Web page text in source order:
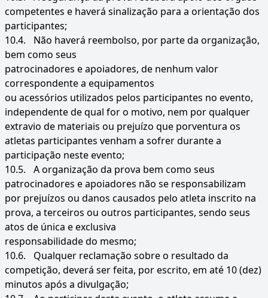
competentes e haverá sinalização para a orientação dos
participantes;
10.4.
Não haverá reembolso, por parte da organização,
bem como seus
patrocinadores e apoiadores, de nenhum valor
correspondente a equipamentos
ou acessórios utilizados pelos participantes no evento,
independente de qual for o motivo, nem por qualquer
extravio de materiais ou prejuízo que porventura os
atletas participantes venham a sofrer durante a
participação neste evento;
10.5.
A organização da prova bem como seus
patrocinadores e apoiadores não se responsabilizam
por prejuízos ou danos causados pelo atleta inscrito na
prova, a terceiros ou outros participantes, sendo seus
atos de única e exclusiva
responsabilidade do mesmo;
10.6.
Qualquer reclamação sobre o resultado da
competição, deverá ser feita, por escrito, em até 10 (dez)
minutos após a divulgação;